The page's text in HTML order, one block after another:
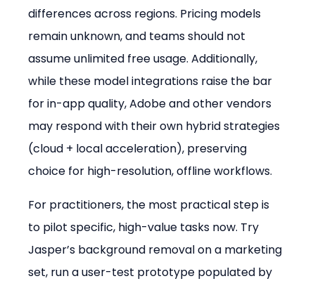
differences across regions. Pricing models
remain unknown, and teams should not
assume unlimited free usage. Additionally,
while these model integrations raise the bar
for in-app quality, Adobe and other vendors
may respond with their own hybrid strategies
(cloud + local acceleration), preserving
choice for high-resolution, offline workflows.
For practitioners, the most practical step is
to pilot specific, high-value tasks now. Try
Jasper’s background removal on a marketing
set, run a user-test prototype populated by